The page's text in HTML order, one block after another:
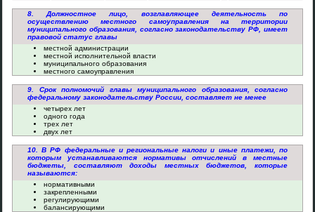
8. Должностное лицо, возглавляющее деятельность по
осуществлению местного самоуправления на территории
муниципального образования, согласно законодательству РФ, имеет
правовой статус главы
местной администрации
местной исполнительной власти
муниципального образования
местного самоуправления
9. Срок полномочий главы муниципального образования, согласно
федеральному законодательству России, составляет не менее
четырех лет
одного года
трех лет
двух лет
10. В РФ федеральные и региональные налоги и иные платежи, по
которым устанавливаются нормативы отчислений в местные
бюджеты, составляют доходы местных бюджетов, которые
называются:
нормативными
закрепленными
регулирующими
балансирующими